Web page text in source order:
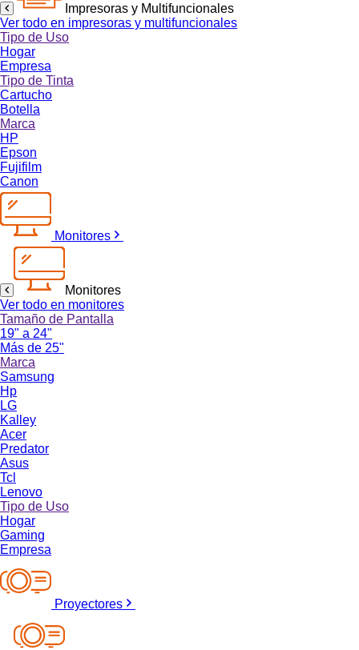
Impresoras y Multifuncionales
Ver todo en impresoras y multifuncionales
Tipo de Uso
Hogar
Empresa
Tipo de Tinta
Cartucho
Botella
Marca
HP
Epson
Fujifilm
Canon
Monitores
Monitores
Ver todo en monitores
Tamaño de Pantalla
19" a 24"
Más de 25"
Marca
Samsung
Hp
LG
Kalley
Acer
Predator
Asus
Tcl
Lenovo
Tipo de Uso
Hogar
Gaming
Empresa
Proyectores